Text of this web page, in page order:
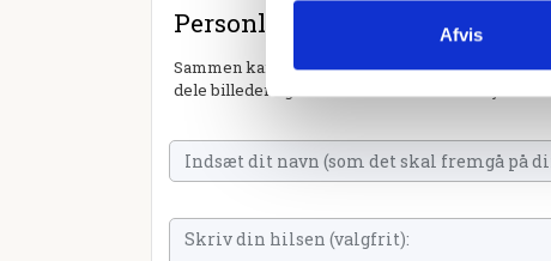
Afvis
Personlig hilsen
Sammen kan vi mindes Kaj Henning Janken.
dele billeder og video eller blot sende et hjerte